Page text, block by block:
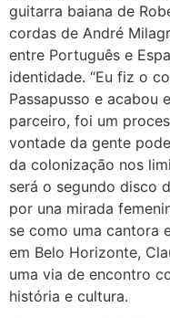
guitarra baiana de
cordas de André
entre Português e
identidade. “Eu fiz o
Passapusso e acabou
parceiro, foi um
vontade da gente
da colonização nos
será o segundo disco
por una mirada
se como uma cantora
em Belo Horizonte,
uma via de encontro
história e cultura.